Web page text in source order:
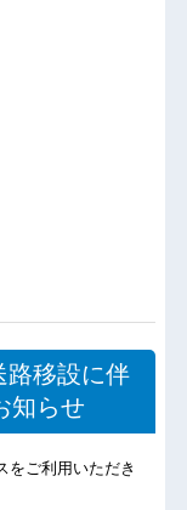
路移設に伴
知らせ
をご利用いただき